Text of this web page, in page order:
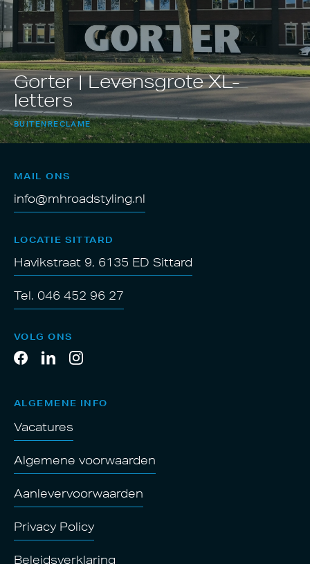
Gorter | Levensgrote XL-
letters
BUITENRECLAME
MAIL ONS
info@mhroadstyling.nl
LOCATIE SITTARD
Havikstraat 9, 6135 ED Sittard
Tel. 046 452 96 27
VOLG ONS
ALGEMENE INFO
Vacatures
Algemene voorwaarden
Aanlevervoorwaarden
Privacy Policy
Beleidsverklaring